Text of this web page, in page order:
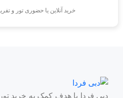
خرید آنلاین یا حضوری تور و
دبی فردا با هدف کمک به خرید